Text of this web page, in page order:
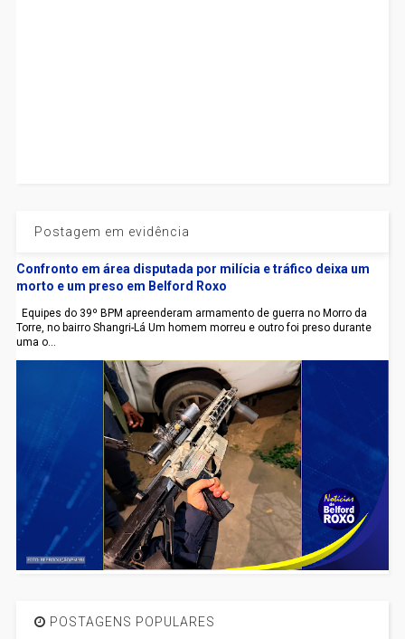
Postagem em evidência
Confronto em área disputada por milícia e tráfico deixa um
morto e um preso em Belford Roxo
Equipes do 39º BPM apreenderam armamento de guerra no Morro da
Torre, no bairro Shangri-Lá Um homem morreu e outro foi preso durante
uma o...
POSTAGENS POPULARES